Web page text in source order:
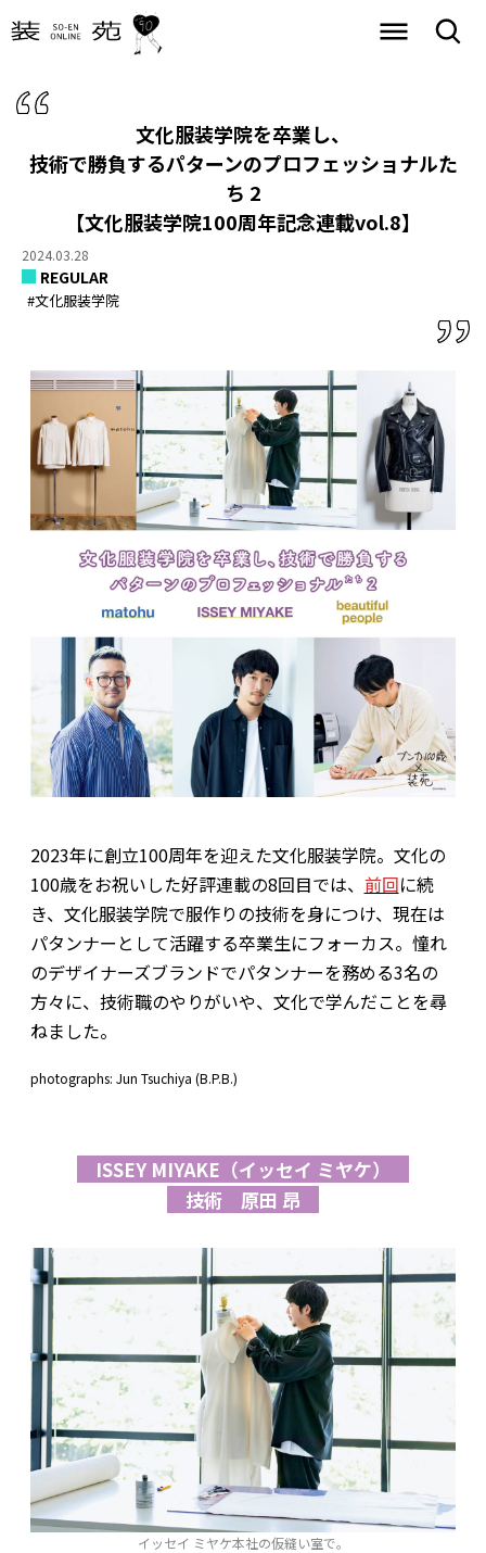
文化服装学院を卒業し、
技術で勝負するパターンのプロフェッショナルた
ち 2
【文化服装学院100周年記念連載vol.8】
2024.03.28
REGULAR
#文化服装学院
2023年に創立100周年を迎えた文化服装学院。文化の
100歳をお祝いした好評連載の8回目では、 前回に続
き、文化服装学院で服作りの技術を身につけ、現在は
パタンナーとして活躍する卒業生にフォーカス。憧れ
のデザイナーズブランドでパタンナーを務める3名の
方々に、技術職のやりがいや、文化で学んだことを尋
ねました。
photographs: Jun Tsuchiya (B.P.B.)
ISSEY MIYAKE（イッセイ ミヤケ）
技術 原田 昂
イッセイ ミヤケ本社の仮縫い室で。